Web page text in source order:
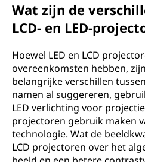
Wat zijn de
LCD- en LED-
Hoewel LED en LCD
overeenkomsten hebben,
belangrijke verschillen
namen al suggereren,
LED verlichting voor
projectoren gebruik maken
technologie. Wat de
LCD projectoren over het